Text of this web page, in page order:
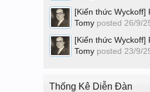
[Kiến thức Wyckoff]
Tomy posted 26/9/
[Kiến thức Wyckoff]
Tomy posted 23/9/
Thống Kê Diễn Đàn